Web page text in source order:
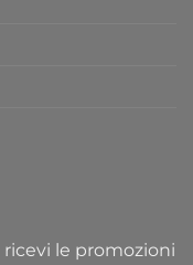
le promozioni